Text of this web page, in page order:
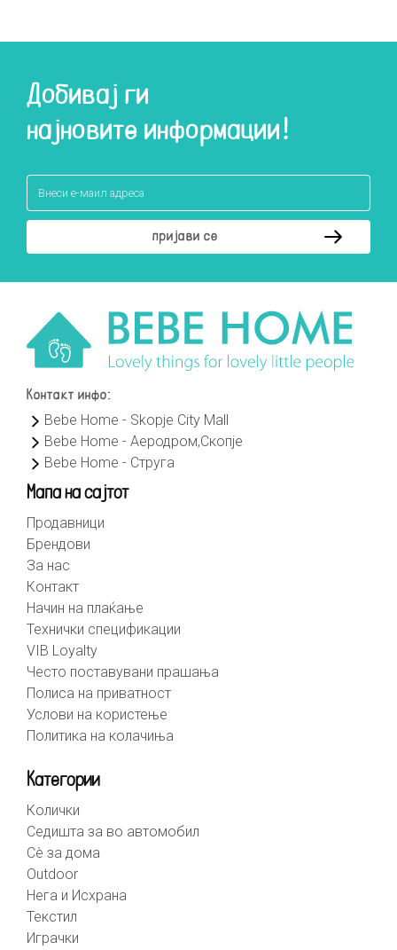
Добивај ги
најновите информации!
Контакт инфо:
Bebe Home - Skopje City Mall
Bebe Home - Аеродром,Скопје
Bebe Home - Струга
Мапа на сајтот
Продавници
Брендови
За нас
Контакт
Начин на плаќање
Технички спецификации
VIB Loyalty
Често поставувани прашања
Полиса на приватност
Услови на користење
Политика на колачиња
Категории
Колички
Седишта за во автомобил
Сè за дома
Outdoor
Нега и Исхрана
Текстил
Играчки